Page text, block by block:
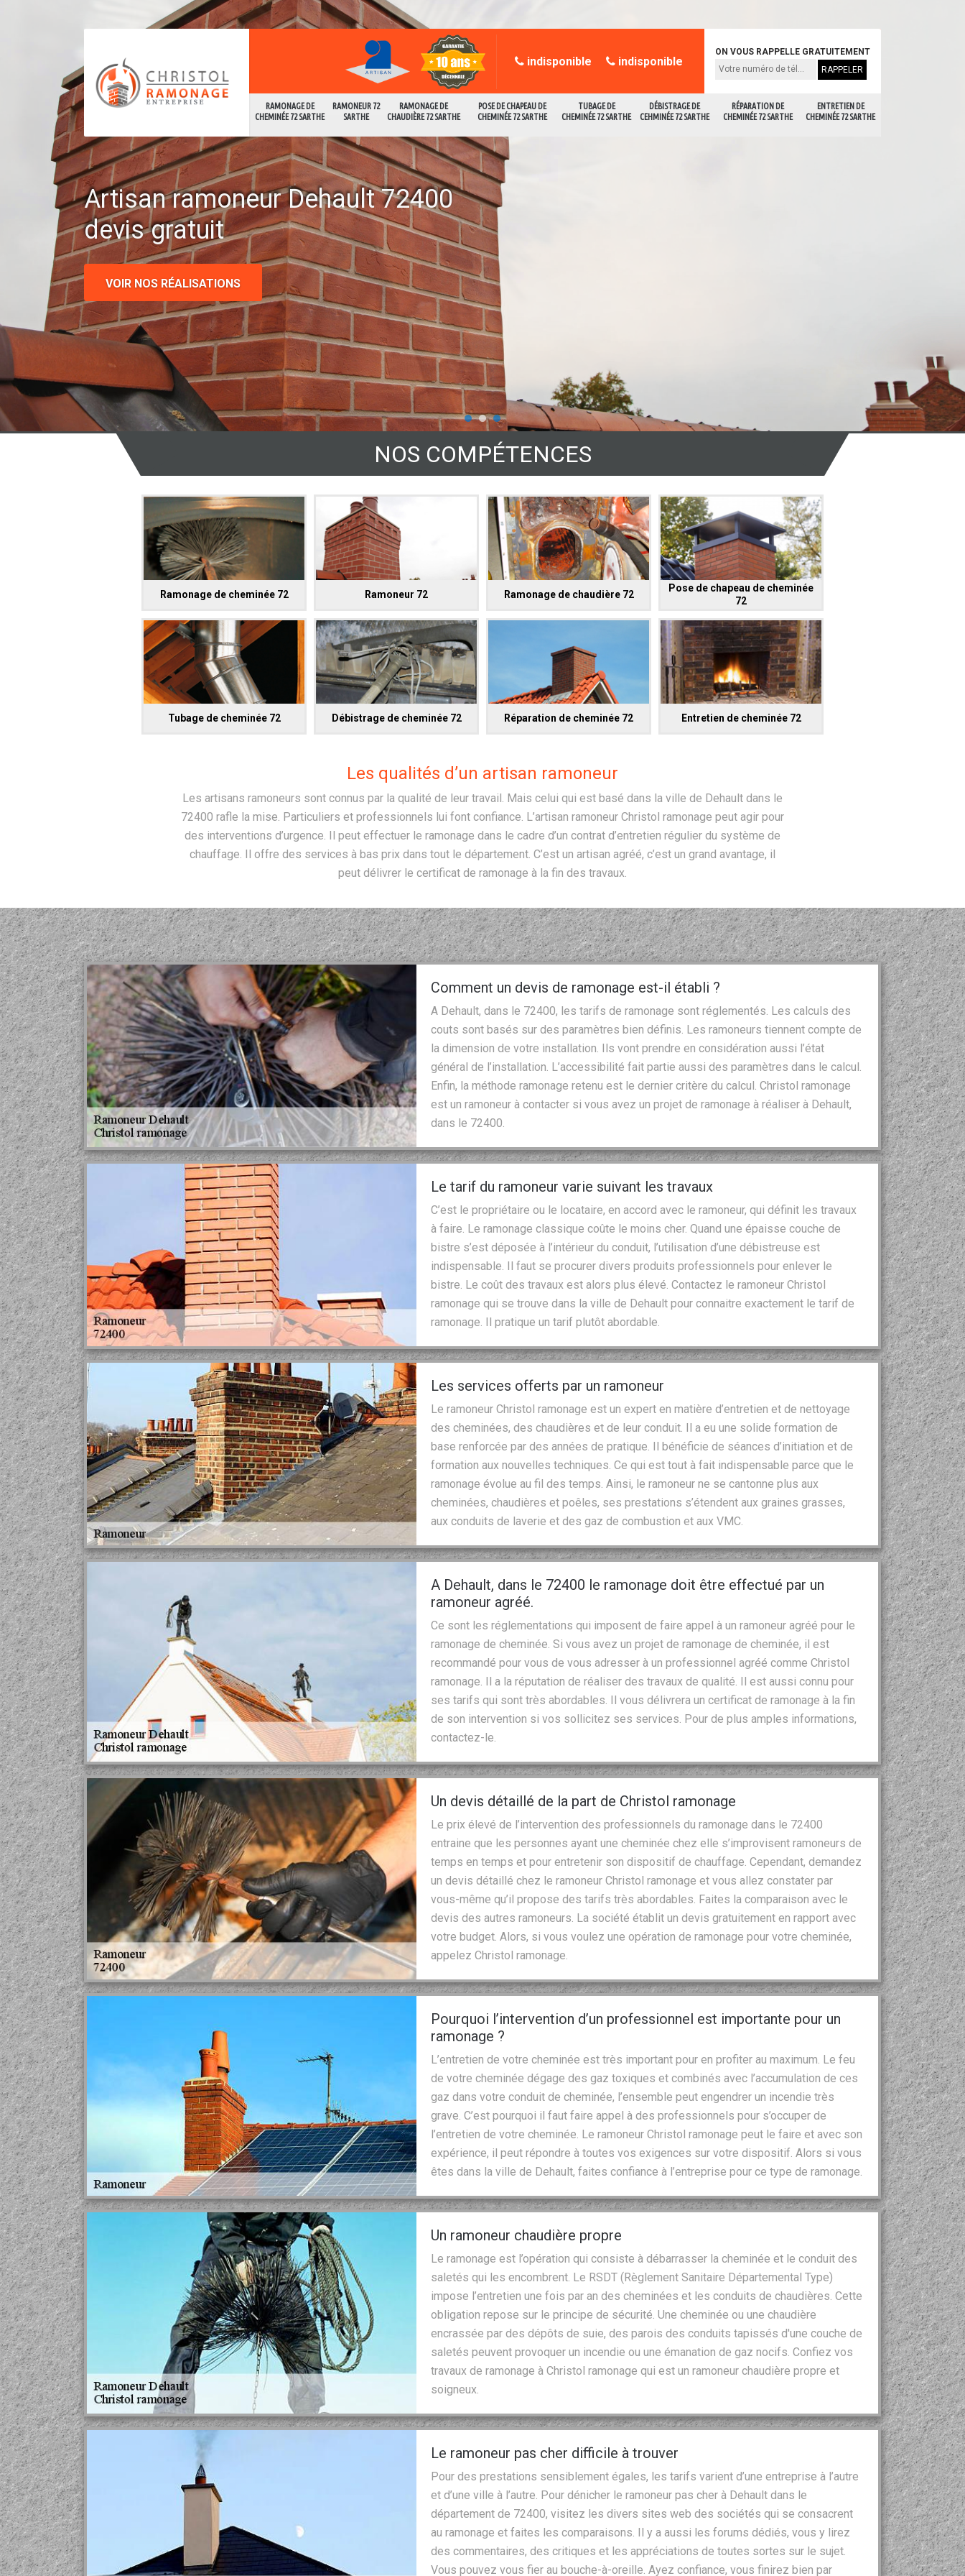
RAMONAGE DE
CHEMINÉE 72 SARTHE
RAMONEUR 72
SARTHE
RAMONAGE DE
CHAUDIÈRE 72 SARTHE
POSE DE CHAPEAU DE
CHEMINÉE 72 SARTHE
TUBAGE DE
CHEMINÉE 72 SARTHE
DÉBISTRAGE DE
CEHMINÉE 72 SARTHE
RÉPARATION DE
CHEMINÉE 72 SARTHE
ENTRETIEN DE
CHEMINÉE 72 SARTHE
indisponible indisponible
ON VOUS RAPPELLE GRATUITEMENT
Artisan ramoneur Dehault 72400
devis gratuit
VOIR NOS RÉALISATIONS
NOS COMPÉTENCES
Ramonage de cheminée 72 Ramoneur 72 Ramonage de chaudière 72
Pose de chapeau de cheminée
72
Tubage de cheminée 72 Débistrage de cheminée 72 Réparation de cheminée 72 Entretien de cheminée 72
Les qualités d’un artisan ramoneur
Les artisans ramoneurs sont connus par la qualité de leur travail. Mais celui qui est basé dans la ville de Dehault dans le
72400 rafle la mise. Particuliers et professionnels lui font confiance. L’artisan ramoneur Christol ramonage peut agir pour
des interventions d’urgence. Il peut effectuer le ramonage dans le cadre d’un contrat d’entretien régulier du système de
chauffage. Il offre des services à bas prix dans tout le département. C’est un artisan agréé, c’est un grand avantage, il
peut délivrer le certificat de ramonage à la fin des travaux.
Comment un devis de ramonage est-il établi ?
A Dehault, dans le 72400, les tarifs de ramonage sont réglementés. Les calculs des
couts sont basés sur des paramètres bien définis. Les ramoneurs tiennent compte de
la dimension de votre installation. Ils vont prendre en considération aussi l’état
général de l’installation. L’accessibilité fait partie aussi des paramètres dans le calcul.
Enfin, la méthode ramonage retenu est le dernier critère du calcul. Christol ramonage
est un ramoneur à contacter si vous avez un projet de ramonage à réaliser à Dehault,
dans le 72400.
Le tarif du ramoneur varie suivant les travaux
C’est le propriétaire ou le locataire, en accord avec le ramoneur, qui définit les travaux
à faire. Le ramonage classique coûte le moins cher. Quand une épaisse couche de
bistre s’est déposée à l’intérieur du conduit, l’utilisation d’une débistreuse est
indispensable. Il faut se procurer divers produits professionnels pour enlever le
bistre. Le coût des travaux est alors plus élevé. Contactez le ramoneur Christol
ramonage qui se trouve dans la ville de Dehault pour connaitre exactement le tarif de
ramonage. Il pratique un tarif plutôt abordable.
Les services offerts par un ramoneur
Le ramoneur Christol ramonage est un expert en matière d’entretien et de nettoyage
des cheminées, des chaudières et de leur conduit. Il a eu une solide formation de
base renforcée par des années de pratique. Il bénéficie de séances d’initiation et de
formation aux nouvelles techniques. Ce qui est tout à fait indispensable parce que le
ramonage évolue au fil des temps. Ainsi, le ramoneur ne se cantonne plus aux
cheminées, chaudières et poêles, ses prestations s’étendent aux graines grasses,
aux conduits de laverie et des gaz de combustion et aux VMC.
A Dehault, dans le 72400 le ramonage doit être effectué par un
ramoneur agréé.
Ce sont les réglementations qui imposent de faire appel à un ramoneur agréé pour le
ramonage de cheminée. Si vous avez un projet de ramonage de cheminée, il est
recommandé pour vous de vous adresser à un professionnel agréé comme Christol
ramonage. Il a la réputation de réaliser des travaux de qualité. Il est aussi connu pour
ses tarifs qui sont très abordables. Il vous délivrera un certificat de ramonage à la fin
de son intervention si vos sollicitez ses services. Pour de plus amples informations,
contactez-le.
Un devis détaillé de la part de Christol ramonage
Le prix élevé de l’intervention des professionnels du ramonage dans le 72400
entraine que les personnes ayant une cheminée chez elle s’improvisent ramoneurs de
temps en temps et pour entretenir son dispositif de chauffage. Cependant, demandez
un devis détaillé chez le ramoneur Christol ramonage et vous allez constater par
vous-même qu’il propose des tarifs très abordables. Faites la comparaison avec le
devis des autres ramoneurs. La société établit un devis gratuitement en rapport avec
votre budget. Alors, si vous voulez une opération de ramonage pour votre cheminée,
appelez Christol ramonage.
Pourquoi l’intervention d’un professionnel est importante pour un
ramonage ?
L’entretien de votre cheminée est très important pour en profiter au maximum. Le feu
de votre cheminée dégage des gaz toxiques et combinés avec l’accumulation de ces
gaz dans votre conduit de cheminée, l’ensemble peut engendrer un incendie très
grave. C’est pourquoi il faut faire appel à des professionnels pour s’occuper de
l’entretien de votre cheminée. Le ramoneur Christol ramonage peut le faire et avec son
expérience, il peut répondre à toutes vos exigences sur votre dispositif. Alors si vous
êtes dans la ville de Dehault, faites confiance à l’entreprise pour ce type de ramonage.
Un ramoneur chaudière propre
Le ramonage est l’opération qui consiste à débarrasser la cheminée et le conduit des
saletés qui les encombrent. Le RSDT (Règlement Sanitaire Départemental Type)
impose l’entretien une fois par an des cheminées et les conduits de chaudières. Cette
obligation repose sur le principe de sécurité. Une cheminée ou une chaudière
encrassée par des dépôts de suie, des parois des conduits tapissés d'une couche de
saletés peuvent provoquer un incendie ou une émanation de gaz nocifs. Confiez vos
travaux de ramonage à Christol ramonage qui est un ramoneur chaudière propre et
soigneux.
Le ramoneur pas cher difficile à trouver
Pour des prestations sensiblement égales, les tarifs varient d’une entreprise à l’autre
et d’une ville à l’autre. Pour dénicher le ramoneur pas cher à Dehault dans le
département de 72400, visitez les divers sites web des sociétés qui se consacrent
au ramonage et faites les comparaisons. Il y a aussi les forums dédiés, vous y lirez
des commentaires, des critiques et les appréciations de toutes sortes sur le sujet.
Vous pouvez vous fier au bouche-à-oreille. Ayez confiance, vous finirez bien par